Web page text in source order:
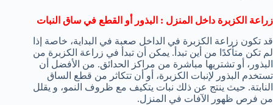
زراعة الكزبرة داخل المنزل : البذور أو القطع في ساق النبات
قد تكون زراعة الكزبرة في الداخل صعبة في البداية، خاصة إذا
لم تكن متأكدًا من أين تبدأ. يمكن أن تبدأ في زراعة الكزبرة من
البذور، أو تشتريها مباشرة من مراكز الحدائق. من الأفضل أن
تستخدم البذور لإنبات الكزبرة، أو أن تتكاثر من قطع الساق
النابتة. حيث ينتج عن ذلك نبات يتكيف مع ظروف النمو، و يقلل
من فرص ظهور الآفات في المنزل.